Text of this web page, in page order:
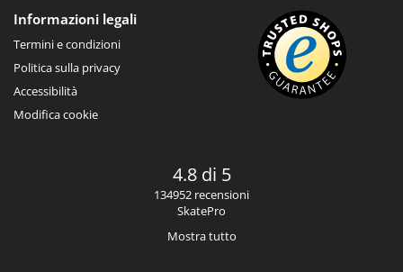
Informazioni legali
Termini e condizioni
Politica sulla privacy
Accessibilità
Modifica cookie
4.8 di 5
134952 recensioni
SkatePro
Mostra tutto